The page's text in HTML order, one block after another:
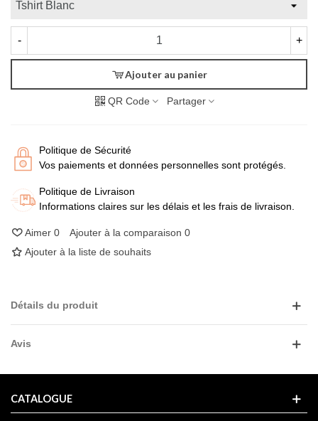
- +
Ajouter au panier
QR Code Partager
Politique de Sécurité
Vos paiements et données personnelles sont protégés.
Politique de Livraison
Informations claires sur les délais et les frais de livraison.
Aimer 0 Ajouter à la comparaison 0
Ajouter à la liste de souhaits
Détails du produit
Avis
CATALOGUE